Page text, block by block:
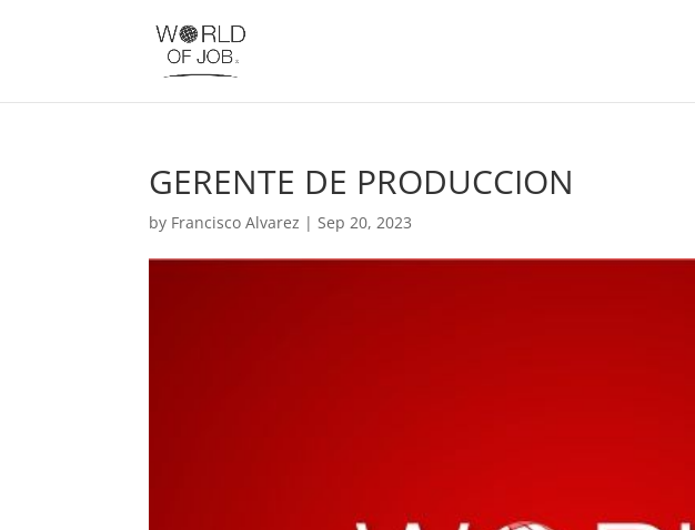
GERENTE DE PRODUCCION
by Francisco Alvarez |Sep 20, 2023